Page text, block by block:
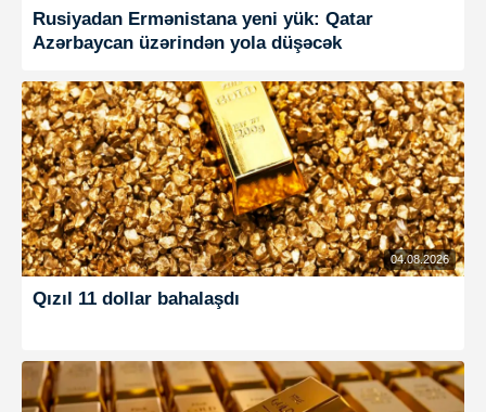
Rusiyadan Ermənistana yeni yük: Qatar
Azərbaycan üzərindən yola düşəcək
04.08.2026
Qızıl 11 dollar bahalaşdı